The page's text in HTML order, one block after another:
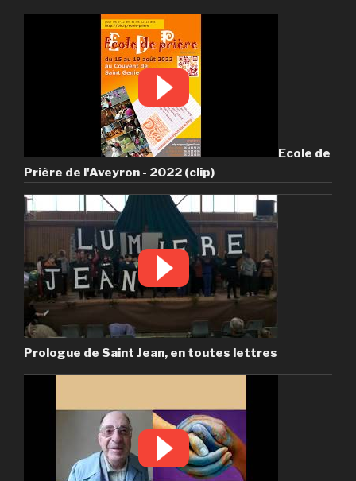
Ecole de
Prière de l'Aveyron - 2022 (clip)
Prologue de Saint Jean, en toutes lettres